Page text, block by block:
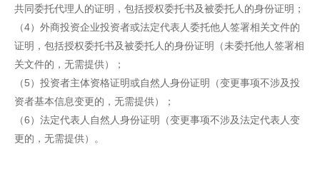
共同委托代理人的证明，包括授权委托书及被委托人的身份证明；
（4）外商投资企业投资者或法定代表人委托他人签署相关文件的
证明，包括授权委托书及被委托人的身份证明（未委托他人签署相
关文件的，无需提供）；
（5）投资者主体资格证明或自然人身份证明（变更事项不涉及投
资者基本信息变更的，无需提供）；
（6）法定代表人自然人身份证明（变更事项不涉及法定代表人变
更的，无需提供）。